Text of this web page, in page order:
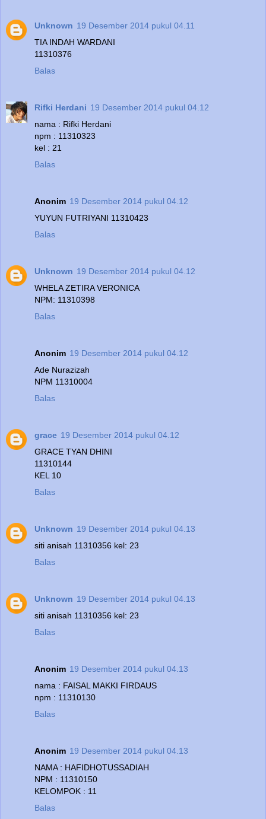
Unknown 19 Desember 2014 pukul 04.11
TIA INDAH WARDANI
11310376
Balas
Rifki Herdani 19 Desember 2014 pukul 04.12
nama : Rifki Herdani
npm : 11310323
kel : 21
Balas
Anonim 19 Desember 2014 pukul 04.12
YUYUN FUTRIYANI 11310423
Balas
Unknown 19 Desember 2014 pukul 04.12
WHELA ZETIRA VERONICA
NPM: 11310398
Balas
Anonim 19 Desember 2014 pukul 04.12
Ade Nurazizah
NPM 11310004
Balas
grace 19 Desember 2014 pukul 04.12
GRACE TYAN DHINI
11310144
KEL 10
Balas
Unknown 19 Desember 2014 pukul 04.13
siti anisah 11310356 kel: 23
Balas
Unknown 19 Desember 2014 pukul 04.13
siti anisah 11310356 kel: 23
Balas
Anonim 19 Desember 2014 pukul 04.13
nama : FAISAL MAKKI FIRDAUS
npm : 11310130
Balas
Anonim 19 Desember 2014 pukul 04.13
NAMA : HAFIDHOTUSSADIAH
NPM : 11310150
KELOMPOK : 11
Balas